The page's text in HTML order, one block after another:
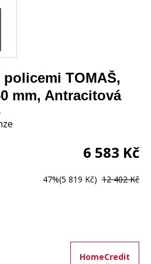
TOMAŠ,
mm, Antracitová
6 583 Kč
47%(5 819 Kč) 12 402 Kč
HomeCredit